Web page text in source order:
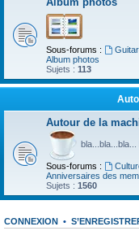
Sous-forums :
Album photos
Sujets : 113
Autour de la
Sous-forums :
Anniversaires des
Sujets : 1560
CONNEXION •